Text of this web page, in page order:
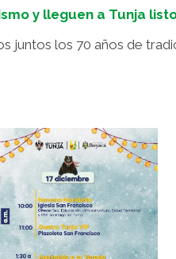
y lleguen a Tunja
juntos los 70 años de